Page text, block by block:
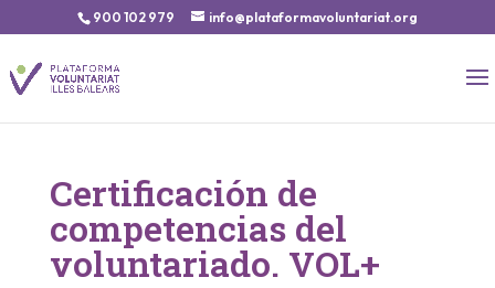
900 102 979 info@plataformavoluntariat.org
Certificación de
competencias del
voluntariado. VOL+